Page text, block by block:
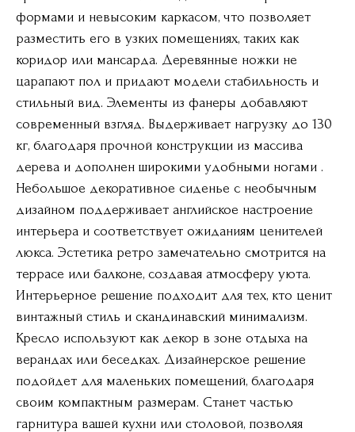
формами и невысоким каркасом, что позволяет
разместить его в узких помещениях, таких как
коридор или мансарда. Деревянные ножки не
царапают пол и придают модели стабильность и
стильный вид. Элементы из фанеры добавляют
современный взгляд. Выдерживает нагрузку до 130
кг, благодаря прочной конструкции из массива
дерева и дополнен широкими удобными ногами .
Небольшое декоративное сиденье с необычным
дизайном поддерживает английское настроение
интерьера и соответствует ожиданиям ценителей
люкса. Эстетика ретро замечательно смотрится на
террасе или балконе, создавая атмосферу уюта.
Интерьерное решение подходит для тех, кто ценит
винтажный стиль и скандинавский минимализм.
Кресло используют как декор в зоне отдыха на
верандах или беседках. Дизайнерское решение
подойдет для маленьких помещений, благодаря
своим компактным размерам. Станет частью
гарнитура вашей кухни или столовой, позволяя